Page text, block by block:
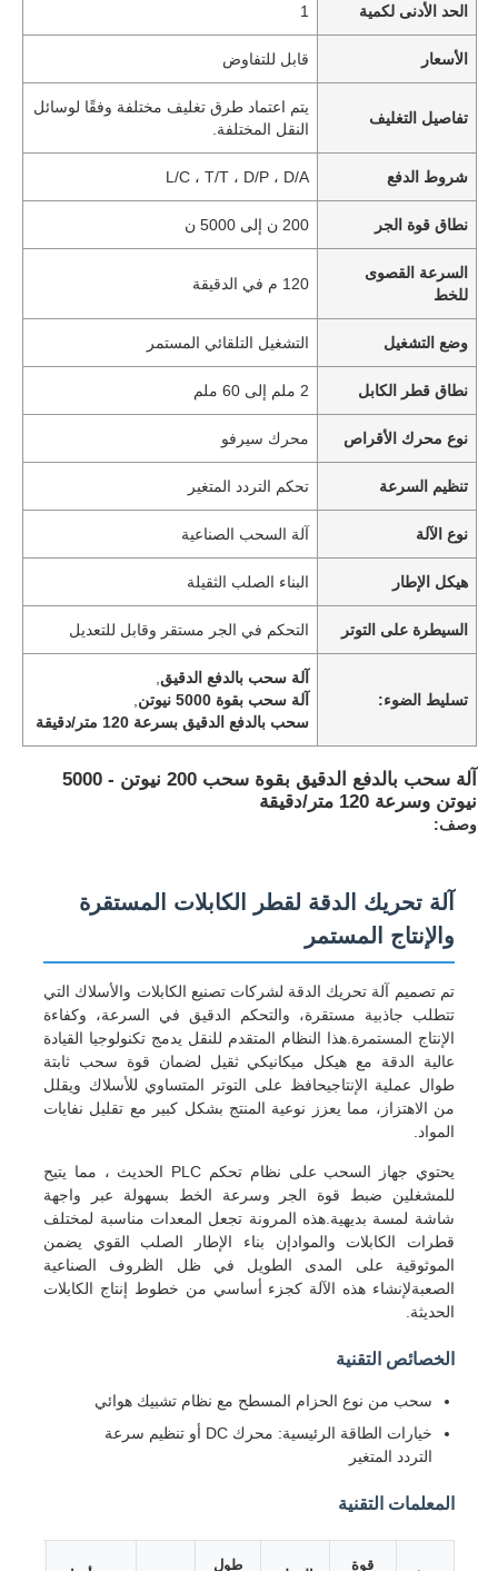
المنتجات
حول بنا
الحد الأدنى لكمية 1
الأسعار قابل للتفاوض
تفاصيل التغليف
يتم اعتماد طرق تغليف مختلفة وفقًا لوسائل
النقل المختلفة.
شروط الدفع L/C ، T/T ، D/P ، D/A
نطاق قوة الجر 200 ن إلى 5000 ن
السرعة القصوى
للخط
120 م في الدقيقة
وضع التشغيل التشغيل التلقائي المستمر
نطاق قطر الكابل 2 ملم إلى 60 ملم
نوع محرك الأقراص محرك سيرفو
تنظيم السرعة تحكم التردد المتغير
نوع الآلة آلة السحب الصناعية
هيكل الإطار البناء الصلب الثقيلة
السيطرة على التوتر التحكم في الجر مستقر وقابل للتعديل
تسليط الضوء:
آلة سحب بالدفع الدقيق
آلة سحب بقوة 5000 نيوتن
سحب بالدفع الدقيق بسرعة 120 متر/دقيقة
آلة سحب بالدفع الدقيق بقوة سحب 200 نيوتن - 5000
نيوتن وسرعة 120 متر/دقيقة
وصف:
آلة تحريك الدقة لقطر الكابلات المستقرة
والإنتاج المستمر
تم تصميم آلة تحريك الدقة لشركات تصنيع الكابلات والأسلاك التي
تتطلب جاذبية مستقرة، والتحكم الدقيق في السرعة، وكفاءة
الإنتاج المستمرة.هذا النظام المتقدم للنقل يدمج تكنولوجيا القيادة
عالية الدقة مع هيكل ميكانيكي ثقيل لضمان قوة سحب ثابتة
طوال عملية الإنتاجيحافظ على التوتر المتساوي للأسلاك ويقلل
من الاهتزاز، مما يعزز نوعية المنتج بشكل كبير مع تقليل نفايات
المواد.
يحتوي جهاز السحب على نظام تحكم PLC الحديث ، مما يتيح
للمشغلين ضبط قوة الجر وسرعة الخط بسهولة عبر واجهة
شاشة لمسة بديهية.هذه المرونة تجعل المعدات مناسبة لمختلف
قطرات الكابلات والموادإن بناء الإطار الصلب القوي يضمن
الموثوقية على المدى الطويل في ظل الظروف الصناعية
الصعبةلإنشاء هذه الآلة كجزء أساسي من خطوط إنتاج الكابلات
الحديثة.
الخصائص التقنية
سحب من نوع الحزام المسطح مع نظام تشبيك هوائي
خيارات الطاقة الرئيسية: محرك DC أو تنظيم سرعة
التردد المتغير
المعلمات التقنية
قوة طول